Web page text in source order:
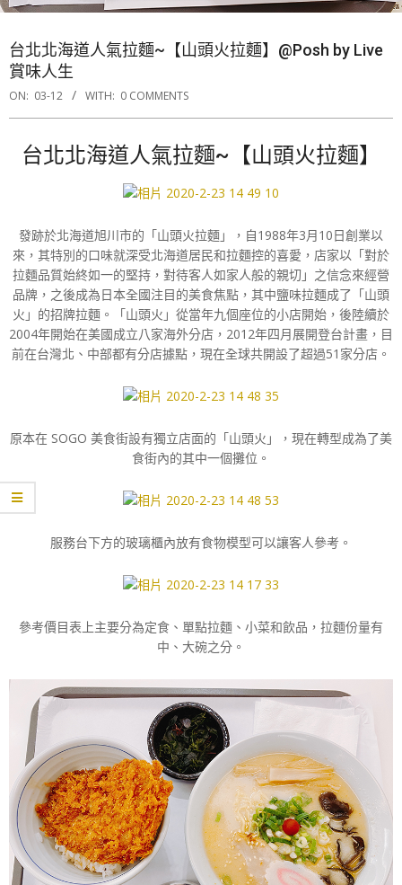
台北北海道人氣拉麵~【山頭火拉麵】@Posh by Live
賞味人生
ON: 03-12 WITH: 0 COMMENTS
台北北海道人氣拉麵~【山頭火拉麵】
發跡於北海道旭川市的「山頭火拉麵」，自1988年3月10日創業以
來，其特別的口味就深受北海道居民和拉麵控的喜愛，店家以「對於
拉麵品質始終如一的堅持，對待客人如家人般的親切」之信念來經營
品牌，之後成為日本全國注目的美食焦點，其中鹽味拉麵成了「山頭
火」的招牌拉麵。「山頭火」從當年九個座位的小店開始，後陸續於
2004年開始在美國成立八家海外分店，2012年四月展開登台計畫，目
前在台灣北、中部都有分店據點，現在全球共開設了超過51家分店。
原本在 SOGO 美食街設有獨立店面的「山頭火」，現在轉型成為了美
食街內的其中一個攤位。
服務台下方的玻璃櫃內放有食物模型可以讓客人參考。
參考價目表上主要分為定食、單點拉麵、小菜和飲品，拉麵份量有
中、大碗之分。